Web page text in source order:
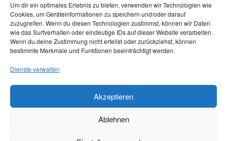
Um dir ein optimales Erlebnis zu bieten, verwenden wir Technologien wie
Cookies, um Geräteinformationen zu speichern und/oder darauf
zuzugreifen. Wenn du diesen Technologien zustimmst, können wir Daten
wie das Surfverhalten oder eindeutige IDs auf dieser Website verarbeiten.
Wenn du deine Zustimmung nicht erteilst oder zurückziehst, können
bestimmte Merkmale und Funktionen beeinträchtigt werden.
Dienste verwalten
Akzeptieren
Ablehnen
Kontakt